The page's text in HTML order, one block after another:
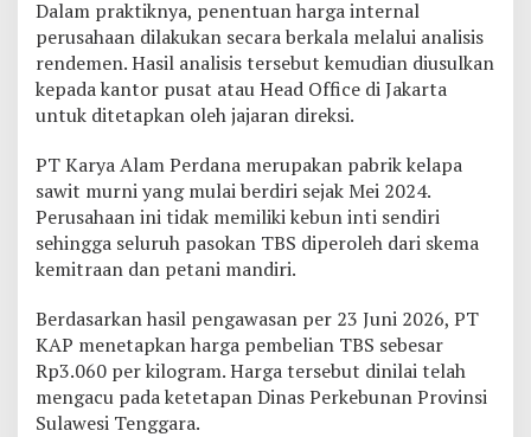
Dalam praktiknya, penentuan harga internal
perusahaan dilakukan secara berkala melalui analisis
rendemen. Hasil analisis tersebut kemudian diusulkan
kepada kantor pusat atau Head Office di Jakarta
untuk ditetapkan oleh jajaran direksi.
PT Karya Alam Perdana merupakan pabrik kelapa
sawit murni yang mulai berdiri sejak Mei 2024.
Perusahaan ini tidak memiliki kebun inti sendiri
sehingga seluruh pasokan TBS diperoleh dari skema
kemitraan dan petani mandiri.
Berdasarkan hasil pengawasan per 23 Juni 2026, PT
KAP menetapkan harga pembelian TBS sebesar
Rp3.060 per kilogram. Harga tersebut dinilai telah
mengacu pada ketetapan Dinas Perkebunan Provinsi
Sulawesi Tenggara.